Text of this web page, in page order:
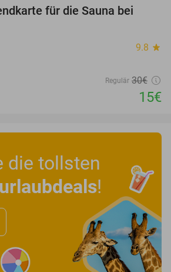
für die Sauna bei
9.8 star
Regulär 30€
15€
die tollsten
!